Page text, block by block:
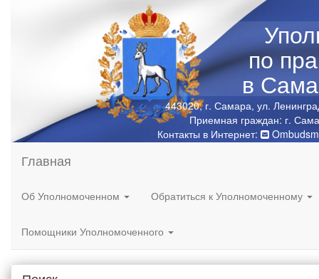
по
в
443020, г. Самара, ул.
Приемная граждан: г.
Контакты в Интернет:
Главная
Об Уполномоченном Обратиться к Уполномоченному
Помощники Уполномоченного